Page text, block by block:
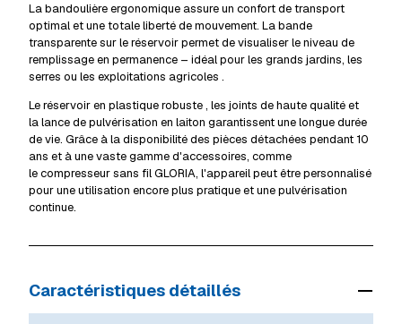
Labandoulière ergonomique assure un confort de transport
optimal et une totale liberté de mouvement. Labande
transparentesur le réservoir permet de visualiser le niveau de
remplissage en permanence – idéal pour les grands jardins, les
serres ou les exploitations agricoles .
Leréservoir en plastique robuste, les joints de haute qualité et
lalance de pulvérisation en laiton garantissent une longue durée
de vie. Grâce àla disponibilité des pièces détachées pendant 10
ans et à une vaste gamme d'accessoires, comme
lecompresseur sans fil GLORIA, l'appareil peut être personnalisé
pour une utilisation encore plus pratique et une pulvérisation
continue.
Caractéristiques détaillés